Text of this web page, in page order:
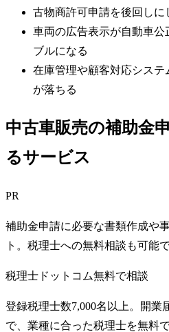
古物商許可申請を後回しに
車両の広告表示が自動車
ブルになる
在庫管理や顧客対応シス
が落ちる
中古車販売の補助金
るサービス
PR
補助金申請に必要な書類作成や
ト。税理士への無料相談も可能で
税理士ドットコム無料で相談
登録税理士数7,000名以上。開業
で、業種に合った税理士を無料で